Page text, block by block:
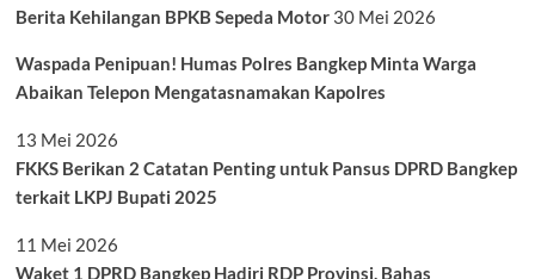
Berita Kehilangan BPKB Sepeda Motor 30 Mei 2026
Waspada Penipuan! Humas Polres Bangkep Minta Warga
Abaikan Telepon Mengatasnamakan Kapolres
13 Mei 2026
FKKS Berikan 2 Catatan Penting untuk Pansus DPRD Bangkep
terkait LKPJ Bupati 2025
11 Mei 2026
Waket 1 DPRD Bangkep Hadiri RDP Provinsi, Bahas